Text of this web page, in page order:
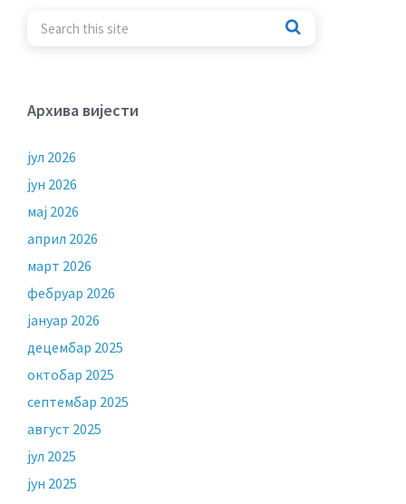
Архива вијести
јул 2026
јун 2026
мај 2026
април 2026
март 2026
фебруар 2026
јануар 2026
децембар 2025
октобар 2025
септембар 2025
август 2025
јул 2025
јун 2025